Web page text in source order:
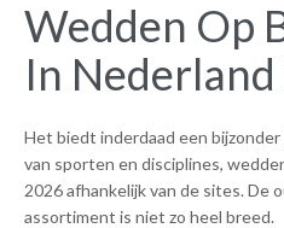
Wedden Op
In
Het biedt inderdaad een
van sporten en disciplines,
2026 afhankelijk van de sites. De
assortiment is niet zo heel breed.